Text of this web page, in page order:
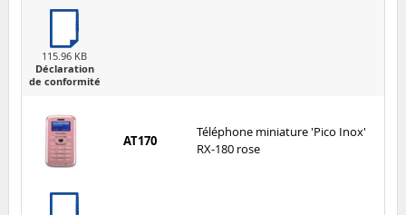
115.96 KB
Déclaration
de conformité
AT170
Téléphone miniature 'Pico Inox'
RX-180 rose